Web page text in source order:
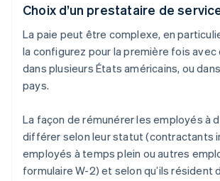
Choix d’un prestataire de
La paie peut être complexe, en
la configurez pour la première fois
dans plusieurs États américains, ou
pays.
La façon de rémunérer les employés à
différer selon leur statut (contractants
employés à temps plein ou autres
formulaire W-2) et selon qu’ils résident